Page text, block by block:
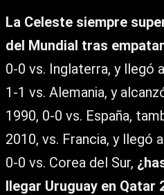
La Celeste siempre
del Mundial tras
0-0 vs. Inglaterra, y llegó
1-1 vs. Alemania, y
1990, 0-0 vs. España,
2010, vs. Francia, y llegó
0-0 vs. Corea del Sur,
llegar Uruguay en Qatar